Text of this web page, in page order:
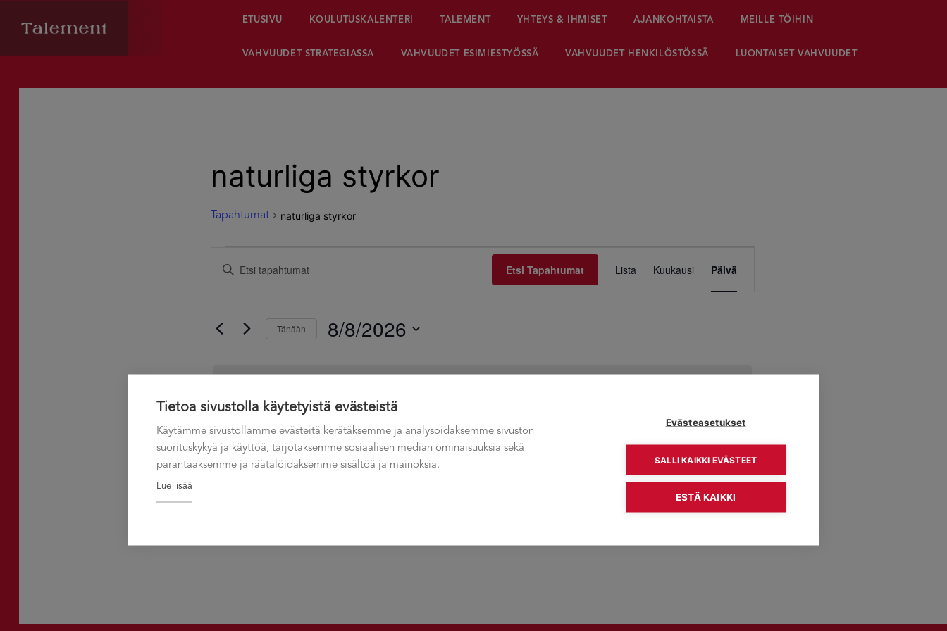
ETUSIVU KOULUTUSKALENTERI TALEMENT YHTEYS & IHMISET AJANKOHTAISTA MEILLE TÖIHIN
VAHVUUDET STRATEGIASSA VAHVUUDET ESIMIESTYÖSSÄ VAHVUUDET HENKILÖSTÖSSÄ LUONTAISET VAHVUUDET
naturliga styrkor
Tapahtumat naturliga styrkor
Tapahtumat
08.08.2026
Tapahtumat
aja
navigointi
Syötä
hakusanalla.
Etsi Tapahtumat
Tapahtuma
Views
Lista Kuukausi Päivä
Tänään 8/8/2026
Edellinen päivä Seuraava päivä
Tilaa kalenteriin
Tietoa sivustolla käytetyistä evästeistä
Käytämme sivustollamme evästeitä kerätäksemme ja analysoidaksemme sivuston
suorituskykyä ja käyttöä, tarjotaksemme sosiaalisen median ominaisuuksia sekä
parantaaksemme ja räätälöidäksemme sisältöä ja mainoksia.
Lue lisää
Evästeasetukset
SALLI KAIKKI EVÄSTEET
ESTÄ KAIKKI